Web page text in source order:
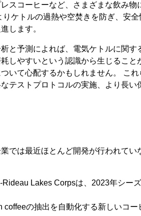
スコーヒーなど、さまざまな飲み物
ケトルの過熱や空焚きを防ぎ、安
します。
と予測によれば、電気ケトルに関す
しやすいという認識から生じること
いて心配するかもしれません。 こ
テストプロトコルの実施、より長い
では最近ほとんど開発が行われてい
Lakes Corpsは、2023年シー
coffeeの抽出を自動化する新しいコ